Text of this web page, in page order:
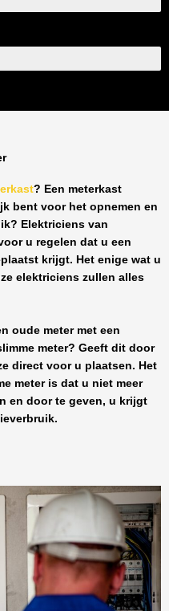
? Een meterkast
bent voor het opnemen en
Elektriciens van
u regelen dat u een
krijgt. Het enige wat u
elektriciens zullen alles
oude meter met een
meter? Geeft dit door
direct voor u plaatsen. Het
meter is dat u niet meer
en door te geven, u krijgt